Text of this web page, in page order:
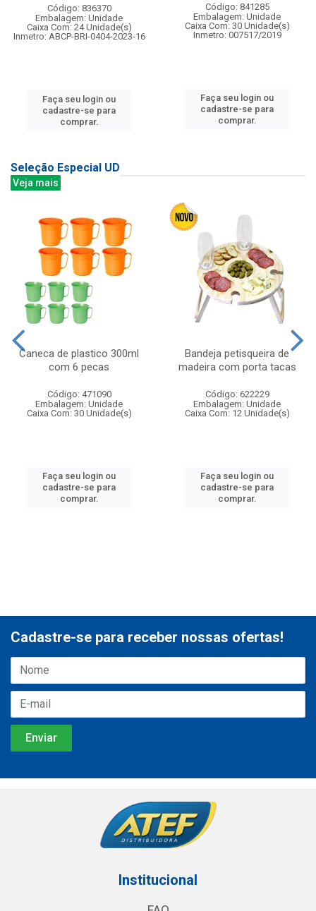
Código: 836370
Embalagem: Unidade
Caixa Com: 24 Unidade(s)
Inmetro: ABCP-BRI-0404-2023-16
Faça seu login ou
cadastre-se para
comprar.
Código: 841285
Embalagem: Unidade
Caixa Com: 30 Unidade(s)
Inmetro: 007517/2019
Faça seu login ou
cadastre-se para
comprar.
Seleção Especial UD
Veja mais
Caneca de plastico 300ml
com 6 pecas
Código: 471090
Embalagem: Unidade
Caixa Com: 30 Unidade(s)
Faça seu login ou
cadastre-se para
comprar.
Bandeja petisqueira de
madeira com porta tacas
Código: 622229
Embalagem: Unidade
Caixa Com: 12 Unidade(s)
Faça seu login ou
cadastre-se para
comprar.
Cadastre-se para receber nossas ofertas!
Institucional